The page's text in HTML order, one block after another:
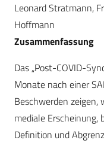
Leonard Stratmann,
Hoffmann
Zusammenfassung
Das „Post-COVID-
Monate nach einer
Beschwerden zeigen,
mediale Erscheinung,
Definition und